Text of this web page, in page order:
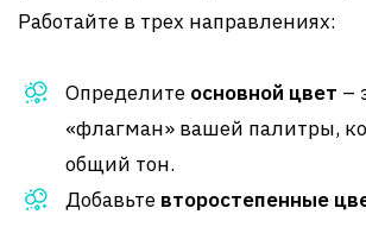
Работайте в трех направлениях:
Определите основной цвет –
«флагман» вашей палитры,
общий тон.
Добавьте второстепенные